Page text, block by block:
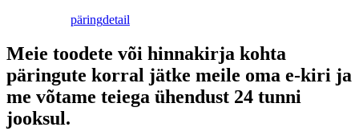
päringdetail
Meie toodete või hinnakirja kohta
päringute korral jätke meile oma e-kiri ja
me võtame teiega ühendust 24 tunni
jooksul.